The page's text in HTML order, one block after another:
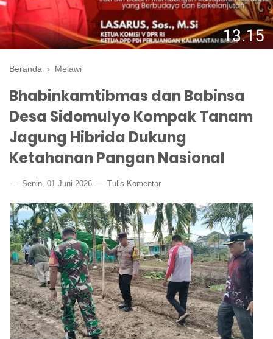
Beranda › Melawi
Bhabinkamtibmas dan Babinsa
Desa Sidomulyo Kompak Tanam
Jagung Hibrida Dukung
Ketahanan Pangan Nasional
Senin, 01 Juni 2026 Tulis Komentar